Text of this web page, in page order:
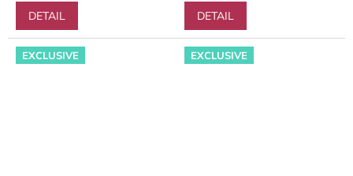
DETAIL
DETAIL
EXCLUSIVE EXCLUSIVE